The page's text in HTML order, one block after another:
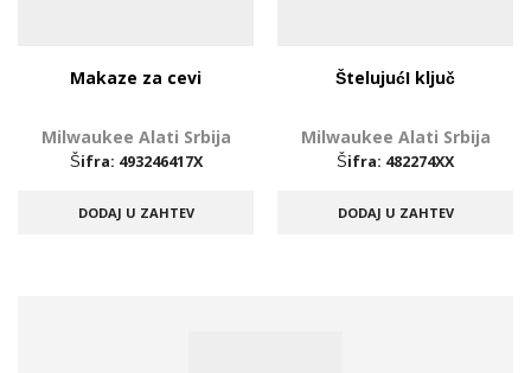
Makaze za cevi
Milwaukee Alati Srbija
Šifra: 493246417X
DODAJ U ZAHTEV
ŠtelujućI ključ
Milwaukee Alati Srbija
Šifra: 482274XX
DODAJ U ZAHTEV